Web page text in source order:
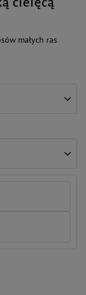
małych ras